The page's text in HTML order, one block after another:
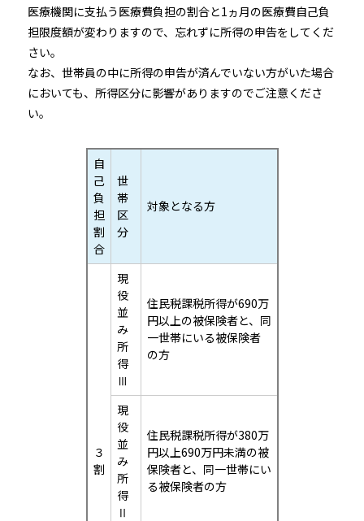
医療機関に支払う医療費負担の割合と1ヵ月の医療費自己負
担限度額が変わりますので、忘れずに所得の申告をしてくだ
さい。
なお、世帯員の中に所得の申告が済んでいない方がいた場合
においても、所得区分に影響がありますのでご注意くださ
い。
自
己
負
担
割
合
世
帯
区
分
対象となる方
３
割
現
役
並
み
所
得
Ⅲ
住民税課税所得が690万
円以上の被保険者と、同
一世帯にいる被保険者
の方
現
役
並
み
所
得
Ⅱ
住民税課税所得が380万
円以上690万円未満の被
保険者と、同一世帯にい
る被保険者の方